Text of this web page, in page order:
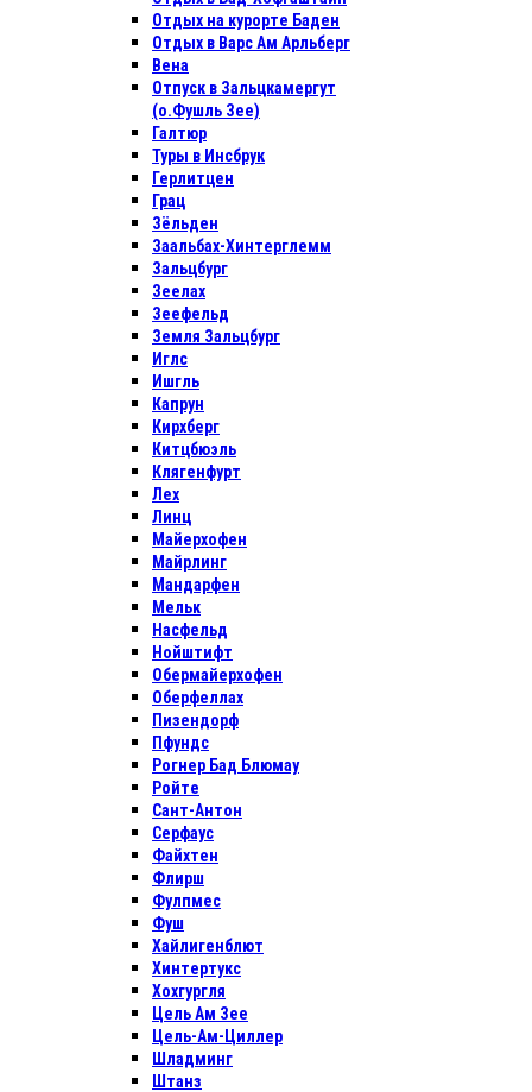
Отдых на курорте Баден
Отдых в Варс Ам Арльберг
Вена
Отпуск в Зальцкамергут
(о.Фушль Зее)
Галтюр
Туры в Инсбрук
Герлитцен
Грац
Зёльден
Заальбах-Хинтерглемм
Зальцбург
Зеелах
Зеефельд
Земля Зальцбург
Иглс
Ишгль
Капрун
Кирхберг
Китцбюэль
Клягенфурт
Лех
Линц
Майерхофен
Майрлинг
Мандарфен
Мельк
Насфельд
Нойштифт
Обермайерхофен
Оберфеллах
Пизендорф
Пфундс
Рогнер Бад Блюмау
Ройте
Сант-Антон
Серфаус
Файхтен
Флирш
Фулпмес
Фуш
Хайлигенблют
Хинтертукс
Хохгургля
Цель Ам Зее
Цель-Ам-Циллер
Шладминг
Штанз